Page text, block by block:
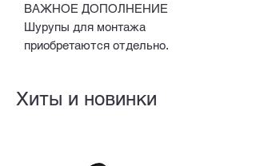
ВАЖНОЕ ДОПОЛНЕНИЕ
Шурупы для монтажа
приобретаются отдельно.
Хиты и новинки